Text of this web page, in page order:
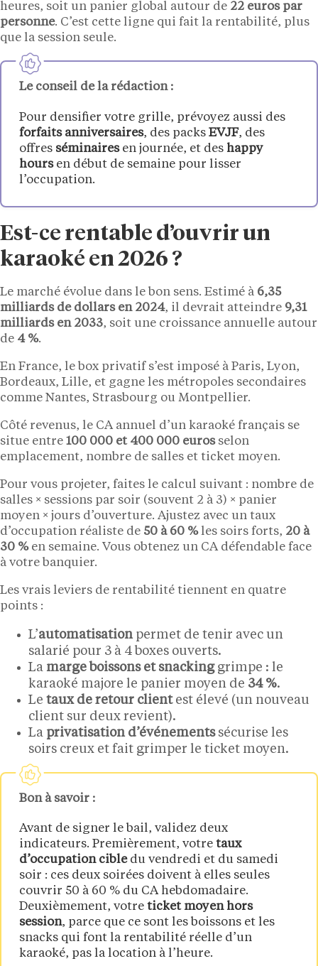
heures, soit un panier global autour de 22 euros par
personne. C’est cette ligne qui fait la rentabilité, plus
que la session seule.
Le conseil de la rédaction :
Pour densifier votre grille, prévoyez aussi des
forfaits anniversaires, des packs EVJF, des
offres séminairesen journée, et des happy
hoursen début de semaine pour lisser
l’occupation.
Est-ce rentable d’ouvrir un
karaoké en 2026 ?
Le marché évolue dans le bon sens. Estimé à 6,35
milliards de dollars en 2024, il devrait atteindre 9,31
milliards en 2033, soit une croissance annuelle autour
de 4 %.
En France, le box privatif s’est imposé à Paris, Lyon,
Bordeaux, Lille, et gagne les métropoles secondaires
comme Nantes, Strasbourg ou Montpellier.
Côté revenus, le CA annuel d’un karaoké français se
situe entre 100 000 et 400 000 eurosselon
emplacement, nombre de salles et ticket moyen.
Pour vous projeter, faites le calcul suivant : nombre de
salles × sessions par soir (souvent 2 à 3) × panier
moyen × jours d’ouverture. Ajustez avec un taux
d’occupation réaliste de 50 à 60 %les soirs forts, 20 à
30 %en semaine. Vous obtenez un CA défendable face
à votre banquier.
Les vrais leviers de rentabilité tiennent en quatre
points :
L’automatisation permet de tenir avec un
salarié pour 3 à 4 boxes ouverts.
La marge boissons et snackinggrimpe : le
karaoké majore le panier moyen de 34 %.
Le taux de retour clientest élevé (un nouveau
client sur deux revient).
La privatisation d’événementssécurise les
soirs creux et fait grimper le ticket moyen.
Bon à savoir :
Avant de signer le bail, validez deux
indicateurs. Premièrement, votre taux
d’occupation cibledu vendredi et du samedi
soir : ces deux soirées doivent à elles seules
couvrir 50 à 60 % du CA hebdomadaire.
Deuxièmement, votre ticket moyen hors
session, parce que ce sont les boissons et les
snacks qui font la rentabilité réelle d’un
karaoké, pas la location à l’heure.